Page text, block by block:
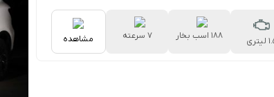
188 اسب بخار
7 سرعته
مشاهده